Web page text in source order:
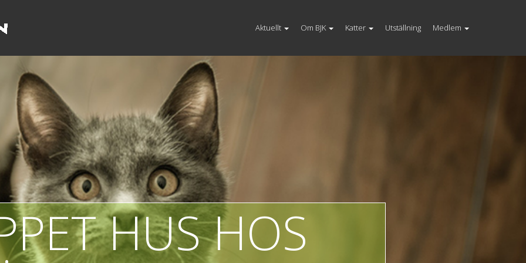
Aktuellt Om BJK Katter Utställning Medlem
HUS HOS